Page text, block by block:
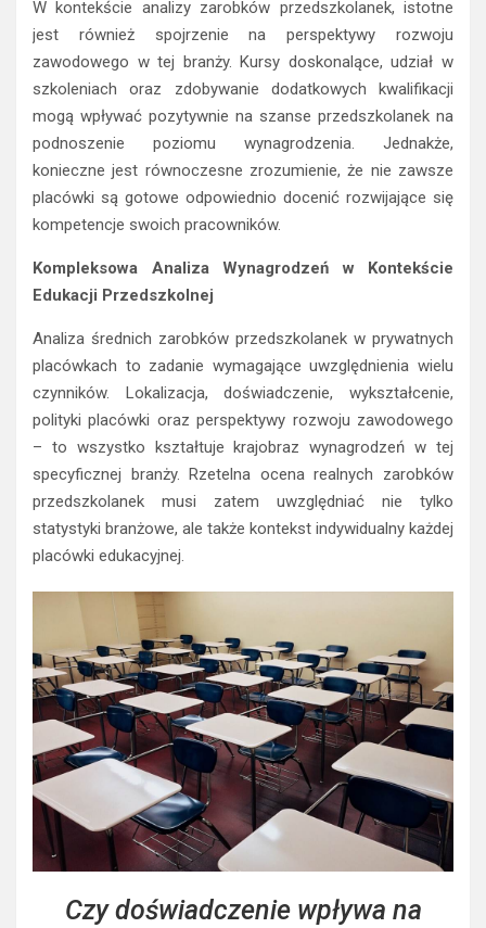
W kontekście analizy zarobków przedszkolanek, istotne
jest również spojrzenie na perspektywy rozwoju
zawodowego w tej branży. Kursy doskonalące, udział w
szkoleniach oraz zdobywanie dodatkowych kwalifikacji
mogą wpływać pozytywnie na szanse przedszkolanek na
podnoszenie poziomu wynagrodzenia. Jednakże,
konieczne jest równoczesne zrozumienie, że nie zawsze
placówki są gotowe odpowiednio docenić rozwijające się
kompetencje swoich pracowników.
Kompleksowa Analiza Wynagrodzeń w Kontekście
Edukacji Przedszkolnej
Analiza średnich zarobków przedszkolanek w prywatnych
placówkach to zadanie wymagające uwzględnienia wielu
czynników. Lokalizacja, doświadczenie, wykształcenie,
polityki placówki oraz perspektywy rozwoju zawodowego
– to wszystko kształtuje krajobraz wynagrodzeń w tej
specyficznej branży. Rzetelna ocena realnych zarobków
przedszkolanek musi zatem uwzględniać nie tylko
statystyki branżowe, ale także kontekst indywidualny każdej
placówki edukacyjnej.
Czy doświadczenie wpływa na